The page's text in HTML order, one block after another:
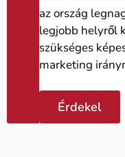
az ország
legjobb helyről
szükséges
marketing
Érdekel